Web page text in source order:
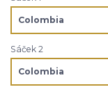
Sáček 2